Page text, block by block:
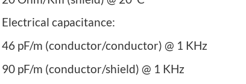
Electrical capacitance:
46 pF/m (conductor/conductor) @ 1 KHz
90 pF/m (conductor/shield) @ 1 KHz